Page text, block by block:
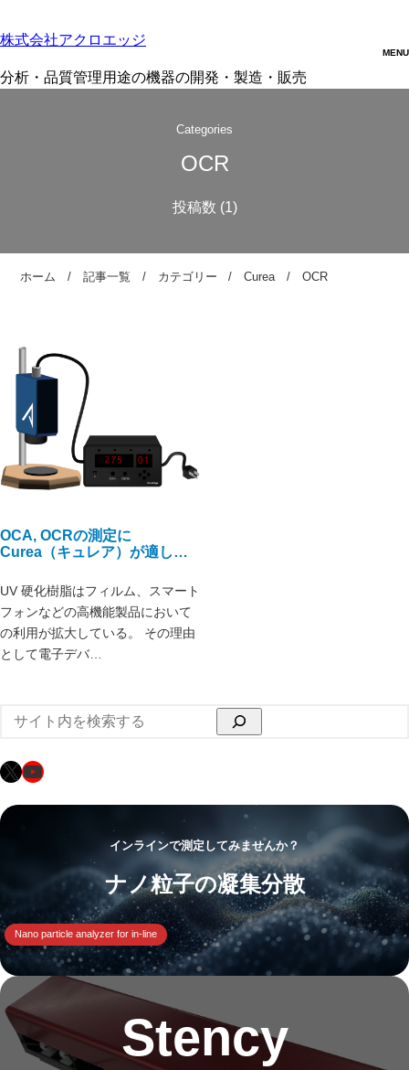
株式会社アクロエッジ
分析・品質管理用途の機器の開発・製造・販売
Categories
OCR
ホーム 記事一覧 カテゴリー Curea OCR
OCA, OCRの測定に
Curea（キュレア）が適して
UV 硬化樹脂はフィルム、スマート
フォンなどの高機能製品において
の利用が拡大している。 その理由
として電子デバ…
検
索
X YouTube
インラインで測定してみませんか？
ナノ粒子の凝集分散
Nano particle analyzer for in-line
Stency